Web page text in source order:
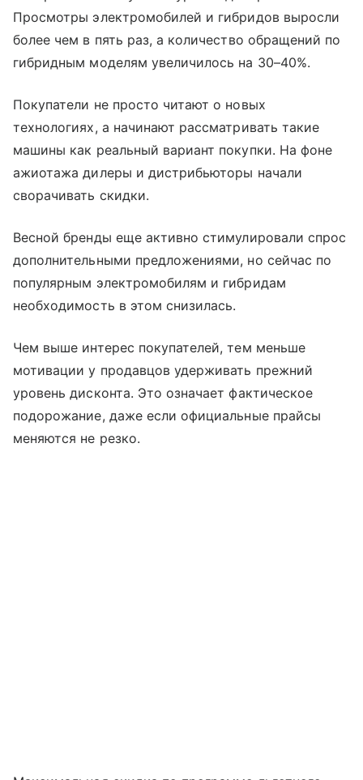
Просмотры электромобилей и гибридов выросли
более чем в пять раз, а количество обращений по
гибридным моделям увеличилось на 30–40%.
Покупатели не просто читают о новых
технологиях, а начинают рассматривать такие
машины как реальный вариант покупки. На фоне
ажиотажа дилеры и дистрибьюторы начали
сворачивать скидки.
Весной бренды еще активно стимулировали спрос
дополнительными предложениями, но сейчас по
популярным электромобилям и гибридам
необходимость в этом снизилась.
Чем выше интерес покупателей, тем меньше
мотивации у продавцов удерживать прежний
уровень дисконта. Это означает фактическое
подорожание, даже если официальные прайсы
меняются не резко.